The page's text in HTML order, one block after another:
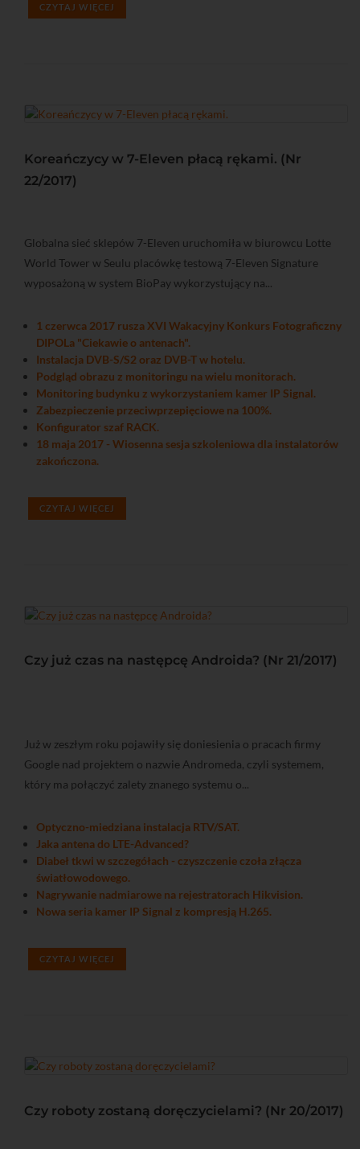
CZYTAJ WIĘCEJ
Koreańczycy w 7-Eleven płacą rękami. (Nr
22/2017)
Globalna sieć sklepów 7-Eleven uruchomiła w biurowcu Lotte
World Tower w Seulu placówkę testową 7-Eleven Signature
wyposażoną w system BioPay wykorzystujący na...
1 czerwca 2017 rusza XVI Wakacyjny Konkurs Fotograficzny
DIPOLa "Ciekawie o antenach".
Instalacja DVB-S/S2 oraz DVB-T w hotelu.
Podgląd obrazu z monitoringu na wielu monitorach.
Monitoring budynku z wykorzystaniem kamer IP Signal.
Zabezpieczenie przeciwprzepięciowe na 100%.
Konfigurator szaf RACK.
18 maja 2017 - Wiosenna sesja szkoleniowa dla instalatorów
zakończona.
CZYTAJ WIĘCEJ
Czy już czas na następcę Androida? (Nr 21/2017)
Już w zeszłym roku pojawiły się doniesienia o pracach firmy
Google nad projektem o nazwie Andromeda, czyli systemem,
który ma połączyć zalety znanego systemu o...
Optyczno-miedziana instalacja RTV/SAT.
Jaka antena do LTE-Advanced?
Diabeł tkwi w szczegółach - czyszczenie czoła złącza
światłowodowego.
Nagrywanie nadmiarowe na rejestratorach Hikvision.
Nowa seria kamer IP Signal z kompresją H.265.
CZYTAJ WIĘCEJ
Czy roboty zostaną doręczycielami? (Nr 20/2017)